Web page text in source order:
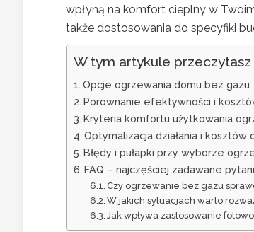
wpłyną na komfort cieplny w
także dostosowania do specyfiki
W tym artykule przeczytasz
Opcje ogrzewania domu bez gazu
Porównanie efektywności i
Kryteria komfortu użytkowania
Optymalizacja działania i
Błędy i pułapki przy wyborze
FAQ – najczęściej zadawane
Czy ogrzewanie bez gazu
W jakich sytuacjach warto
Jak wpływa zastosowanie